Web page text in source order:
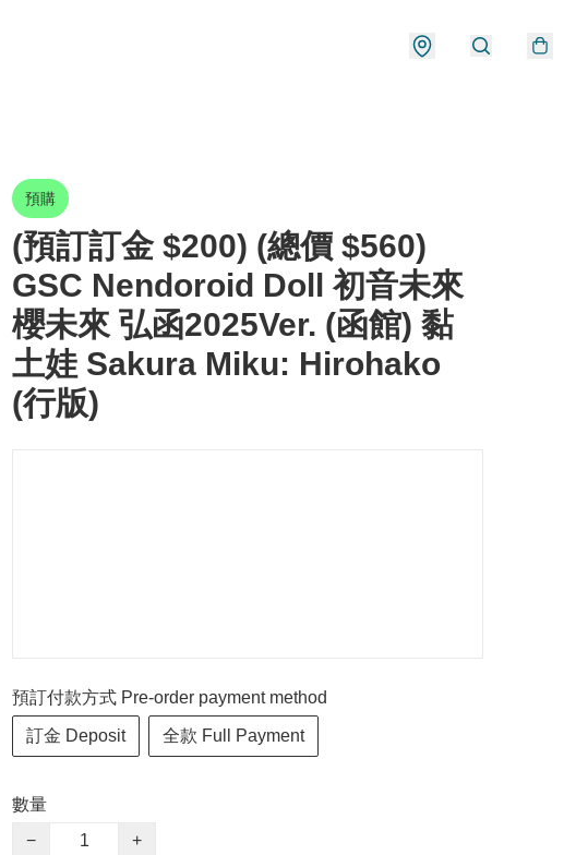
預購
(預訂訂金 $200) (總價 $560)
GSC Nendoroid Doll 初音未來
櫻未來 弘函2025Ver. (函館) 黏
土娃 Sakura Miku: Hirohako
(行版)
預訂付款方式 Pre-order payment method
訂金 Deposit 全款 Full Payment
數量
−
+